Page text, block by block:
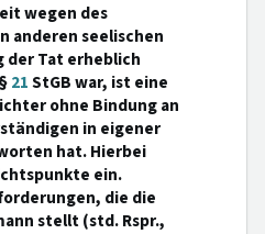
wegen des
anderen seelischen
Tat erheblich
21StGB war, ist eine
ohne Bindung an
in eigener
hat. Hierbei
ein.
die die
stellt (std. Rspr.,